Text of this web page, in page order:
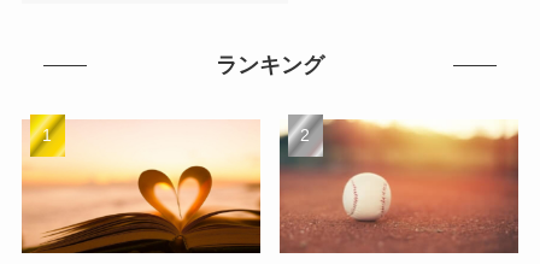
ランキング